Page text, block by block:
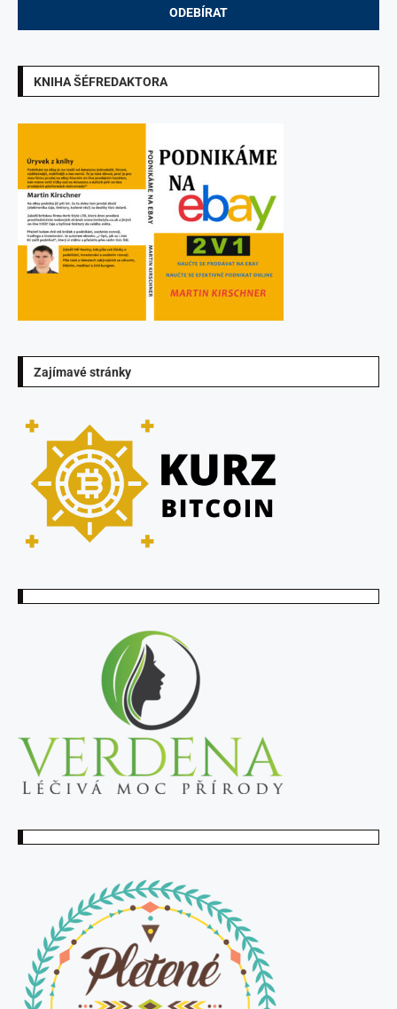
KNIHA ŠÉFREDAKTORA
Zajímavé stránky